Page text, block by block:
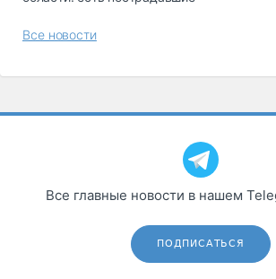
Все новости
Все главные новости в нашем
ПОДПИСАТЬСЯ